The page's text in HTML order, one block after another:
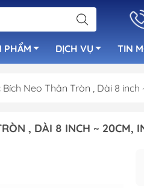
PHẨM
Neo
Bơm
Bơm
DỊCH VỤ TIN
Bích Neo Thân Tròn , Dài 8 inch
, DÀI 8 INCH ~ 20CM,